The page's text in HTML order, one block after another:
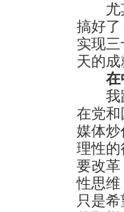
尤其
搞好
实现
天的
在
我跟
在党
媒体
理性
要改
性思
只是